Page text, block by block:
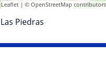
Leaflet| © OpenStreetMap contributors
Las Piedras